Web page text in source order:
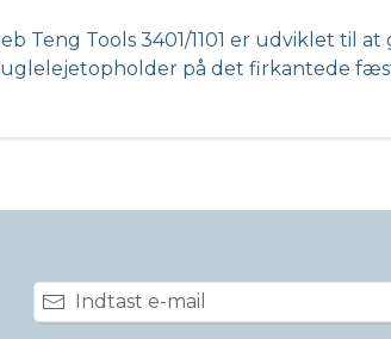
Teng Tools 3401/1101 er udviklet til
på det firkantede